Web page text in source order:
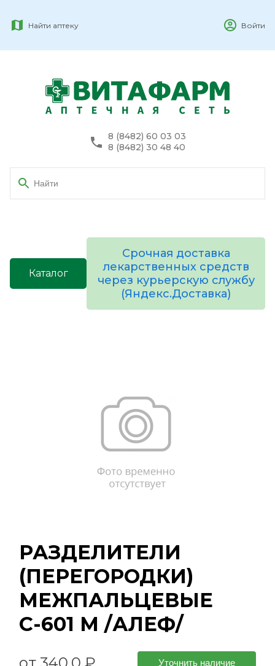
Найти аптеку Войти
8 (8482) 60 03 03
8 (8482) 30 48 40
Каталог
Срочная доставка
лекарственных средств
через курьерскую службу
(Яндекс.Доставка)
РАЗДЕЛИТЕЛИ
(ПЕРЕГОРОДКИ)
МЕЖПАЛЬЦЕВЫЕ
С-601 M /АЛЕФ/
Уточнить наличие